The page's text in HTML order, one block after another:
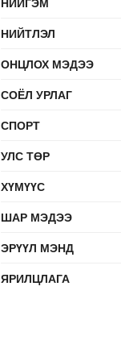
НИЙТЛЭЛ
ОНЦЛОХ МЭДЭЭ
СОЁЛ УРЛАГ
СПОРТ
УЛС ТӨР
ХҮМҮҮС
ШАР МЭДЭЭ
ЭРҮҮЛ МЭНД
ЯРИЛЦЛАГА